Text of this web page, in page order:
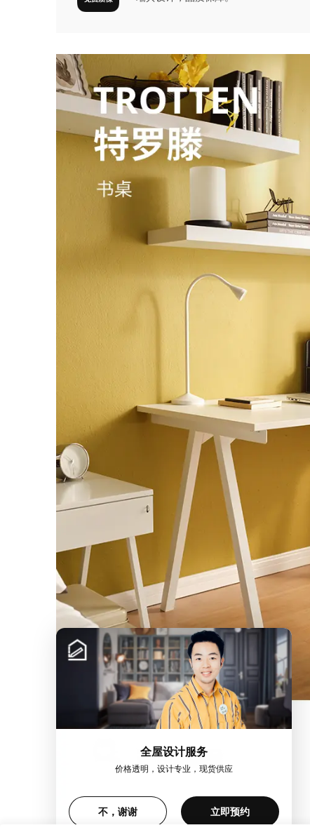
全屋设计服务
价格透明，设计专业，现货供应
不，谢谢 立即预约